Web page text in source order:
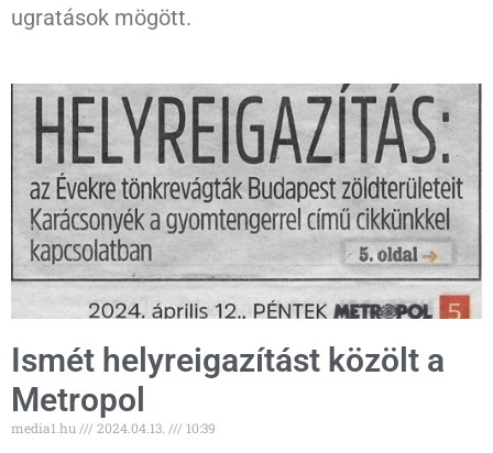
ugratások mögött.
Ismét helyreigazítást közölt a
Metropol
media1.hu 2024.04.13. 10:39